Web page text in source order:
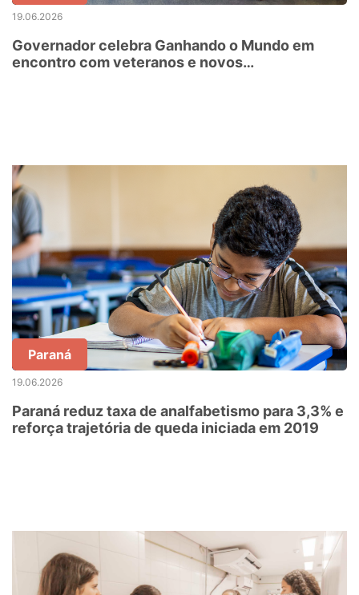
19.06.2026
Governador celebra Ganhando o Mundo em
encontro com veteranos e novos
Paraná
19.06.2026
Paraná reduz taxa de analfabetismo para 3,3% e
reforça trajetória de queda iniciada em 2019